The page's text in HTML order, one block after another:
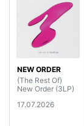
NEW ORDER
(The Rest Of)
New Order (3LP)
17.07.2026